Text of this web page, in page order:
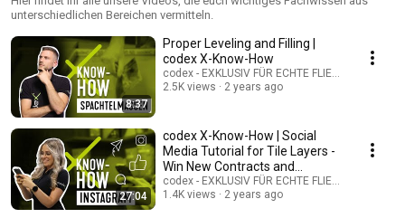
unterschiedlichen Bereichen vermitteln.
8:37
Proper Leveling and Filling |
codex X-Know-How
codex - EXKLUSIV FÜR ECHTE FLIESENLEGER
2.5K views
2 years ago
27:04
codex X-Know-How | Social
Media Tutorial for Tile Layers -
Win New Contracts and
Employees
codex - EXKLUSIV FÜR ECHTE FLIESENLEGER
1.4K views
2 years ago